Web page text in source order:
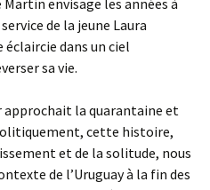
envisage les années à
de la jeune Laura
dans un ciel
sa vie.
approchait la quarantaine et
cette histoire,
et de la solitude, nous
de l’Uruguay à la fin des